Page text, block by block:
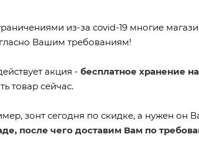
из-за covid-19 многие
Вашим требованиям!
акция - бесплатное хранение
товар сейчас.
зонт сегодня по скидке, а нужен он
после чего доставим Вам по